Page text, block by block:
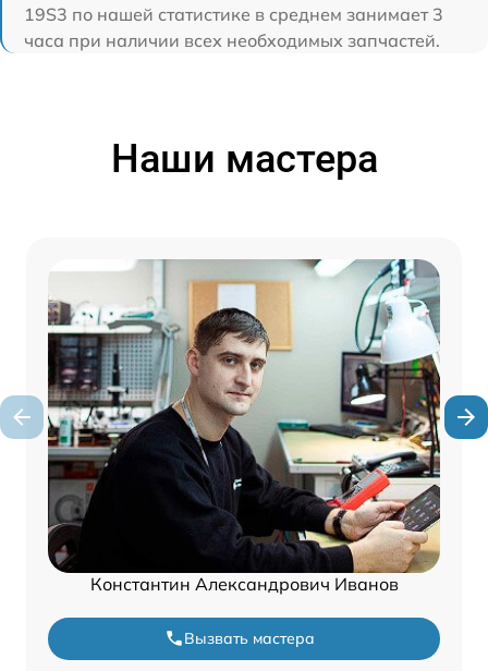
19S3 по нашей статистике в среднем занимает 3
часа при наличии всех необходимых запчастей.
Наши мастера
Константин Александрович Иванов
Вызвать мастера